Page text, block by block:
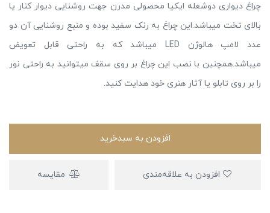
چراغ دیواری دوشعله ایکیا محصولی مدرن جهت روشنایی دیوار کنار یا
بالای تخت میباشد.این چراغ به رنک سفید بوده و منبع روشنایی آن دو
عدد لامپ هالوژن LED میباشد که به راحتی قابل تعویض
میباشد.همچنین با نصب این چراغ بر روی سقف میتوانید به راحتی نور
را بر روی تابلو یا آثار هنری خود هدایت کنید.
افزودن به سبدخرید
مقایسه